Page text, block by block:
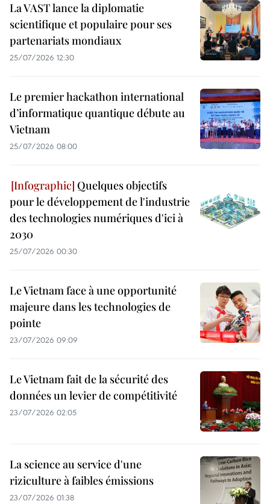
La VAST lance la diplomatie
scientifique et populaire pour ses
partenariats mondiaux
25/07/2026 12:30
Le premier hackathon international
d’informatique quantique débute au
Vietnam
25/07/2026 08:00
Quelques objectifs
pour le développement de l'industrie
des technologies numériques d'ici à
2030
25/07/2026 00:30
Le Vietnam face à une opportunité
majeure dans les technologies de
pointe
23/07/2026 09:09
Le Vietnam fait de la sécurité des
données un levier de compétitivité
23/07/2026 02:05
La science au service d'une
riziculture à faibles émissions
23/07/2026 01:38